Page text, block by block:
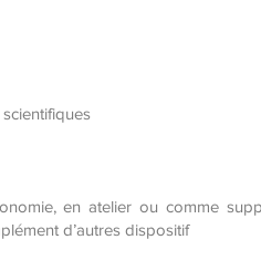
en atelier ou comme
d’autres dispositif